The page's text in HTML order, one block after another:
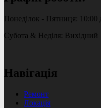
Понеділок - Пятниця: 10:00
Субота & Неділя: Вихідний
Навігація
Ремонт
Локація